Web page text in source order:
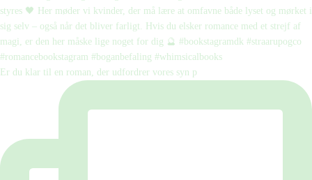
Er du klar til en roman, der udfordrer vores syn p